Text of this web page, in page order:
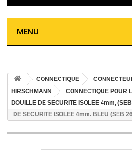
MENU
CONNECTIQUE
HIRSCHMANN
CONNECTIQUE POUR
DOUILLE DE SECURITE ISOLEE 4mm,
DE SECURITE ISOLEE 4mm. BLEU (SEB